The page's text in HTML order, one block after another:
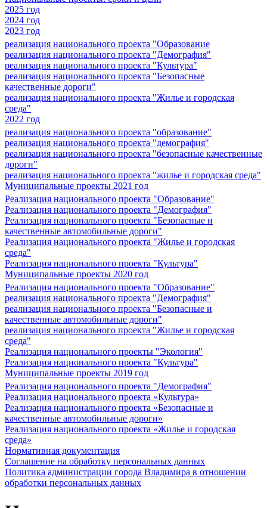
2025 год
2024 год
2023 год
реализация национального проекта "Образование
реализация национального проекта "Демография"
реализация национального проекта "Культура"
реализация национального проекта "Безопасные
качественные дороги"
реализация национального проекта "Жилье и городская
среда"
2022 год
реализация национального проекта "образование"
реализация национального проекта "демография"
реализация национального проекта "безопасные качественные
дороги"
реализация национального проекта "жилье и городская среда"
Муниципальные проекты 2021 год
Реализация национального проекта "Образование"
Реализация национального проекта "Демография"
Реализация национального проекта "Безопасные и
качественные автомобильные дороги"
Реализация национального проекта "Жилье и городская
среда"
Реализация национального проекта "Культура"
Муниципальные проекты 2020 год
Реализация национального проекта "Образование"
реализация национального проекта "Демография"
реализация национального проекта "Безопасные и
качественные автомобильные дороги"
реализация национального проекта "Жилье и городская
среда"
Реализация национального проекты "Экология"
Реализация национального проекта "Культура"
Муниципальные проекты 2019 год
Реализация национального проекта "Демография"
Реализация национального проекта «Культура»
Реализация национального проекта «Безопасные и
качественные автомобильные дороги»
Реализация национального проекта «Жилье и городская
среда»
Нормативная документация
Соглашение на обработку персональных данных
Политика администрации города Владимира в отношении
обработки персональных данных